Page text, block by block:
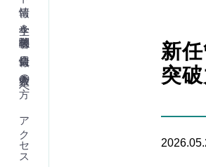
学生＆学校関係者
入会希望の方へ
アクセス
新
突